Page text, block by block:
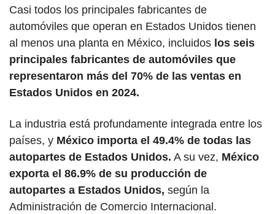
Casi todos los principales fabricantes de
automóviles que operan en Estados Unidos tienen
al menos una planta en México, incluidos los seis
principales fabricantes de automóviles que
representaron más del 70% de las ventas en
Estados Unidos en 2024.
La industria está profundamente integrada entre los
países, y México importa el 49.4% de todas las
autopartes de Estados Unidos. A su vez, México
exporta el 86.9% de su producción de
autopartes a Estados Unidos, según la
Administración de Comercio Internacional.